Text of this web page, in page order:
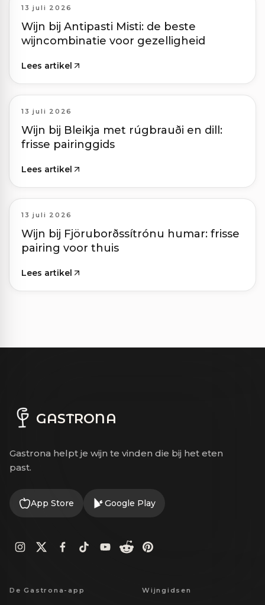
13 juli 2026
Wijn bij Antipasti Misti: de beste
wijncombinatie voor gezelligheid
Lees artikel
13 juli 2026
Wijn bij Bleikja met rúgbrauði en dill:
frisse pairinggids
Lees artikel
13 juli 2026
Wijn bij Fjöruborðssítrónu humar: frisse
pairing voor thuis
Lees artikel
GASTRONA
Gastrona helpt je wijn te vinden die bij het eten
past.
App Store Google Play
De Gastrona-app Wijngidsen